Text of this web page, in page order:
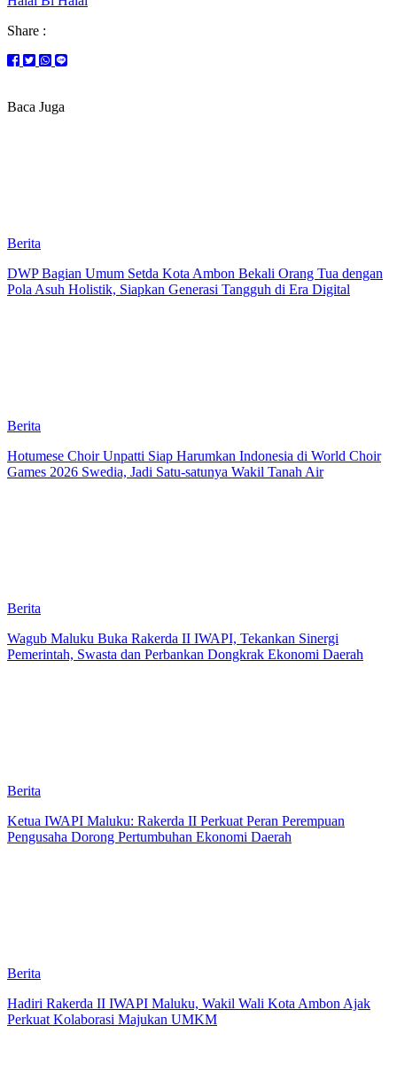
Share :
Baca Juga
Berita
DWP Bagian Umum Setda Kota Ambon Bekali Orang Tua dengan
Pola Asuh Holistik, Siapkan Generasi Tangguh di Era Digital
Berita
Hotumese Choir Unpatti Siap Harumkan Indonesia di World Choir
Games 2026 Swedia, Jadi Satu-satunya Wakil Tanah Air
Berita
Wagub Maluku Buka Rakerda II IWAPI, Tekankan Sinergi
Pemerintah, Swasta dan Perbankan Dongkrak Ekonomi Daerah
Berita
Ketua IWAPI Maluku: Rakerda II Perkuat Peran Perempuan
Pengusaha Dorong Pertumbuhan Ekonomi Daerah
Berita
Hadiri Rakerda II IWAPI Maluku, Wakil Wali Kota Ambon Ajak
Perkuat Kolaborasi Majukan UMKM